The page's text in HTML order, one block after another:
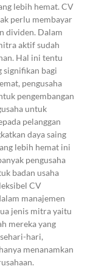
lebih hemat. CV
perlu membayar
dividen. Dalam
aktif sudah
Hal ini tentu
signifikan bagi
pengusaha
pengembangan
untuk
pelanggan
daya saing
lebih hemat ini
pengusaha
badan usaha
CV
manajemen
jenis mitra yaitu
mereka yang
hari,
menanamkan